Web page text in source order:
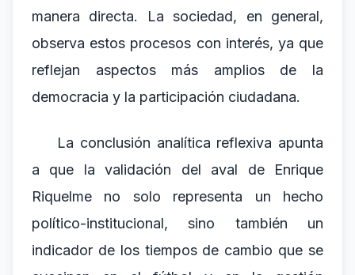
manera directa. La sociedad, en general,
observa estos procesos con interés, ya que
reflejan aspectos más amplios de la
democracia y la participación ciudadana.
La conclusión analítica reflexiva apunta
a que la validación del aval de Enrique
Riquelme no solo representa un hecho
político-institucional, sino también un
indicador de los tiempos de cambio que se